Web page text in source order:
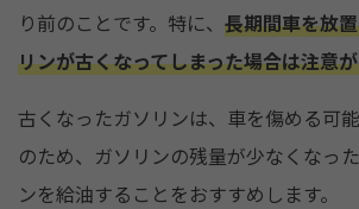
り前のことです。特に、 長期間車を放
リンが古くなってしまった場合は注意
古くなったガソリンは、車を傷める可
のため、ガソリンの残量が少なくなっ
ンを給油することをおすすめします。